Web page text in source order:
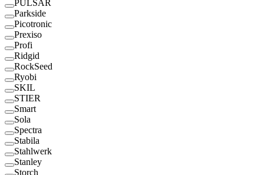
PULSAR
Parkside
Picotronic
Prexiso
Profi
Ridgid
RockSeed
Ryobi
SKIL
STIER
Smart
Sola
Spectra
Stabila
Stahlwerk
Stanley
Storch